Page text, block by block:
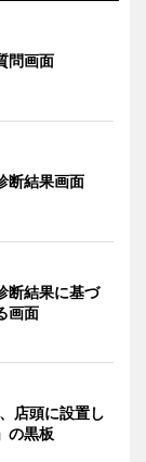
問画面
断結果画面
断結果に基づ
画面
店頭に設置し
の黒板